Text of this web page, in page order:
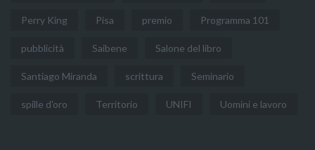
Perry King Pisa premio Programma 101
pubblicità Saibene Salone del libro
Santiago Miranda scrittura Seminario
spille d'oro Territorio UNIFI Uomini e lavoro